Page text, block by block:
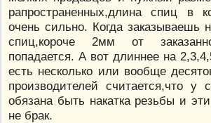
рапространенных,длина спиц в
очень сильно. Когда заказываешь
спиц,короче 2мм от
попадается. А вот длиннее на
есть несколько или вообще
производителей считается,что у
обязана быть накатка резьбы и
не брак.